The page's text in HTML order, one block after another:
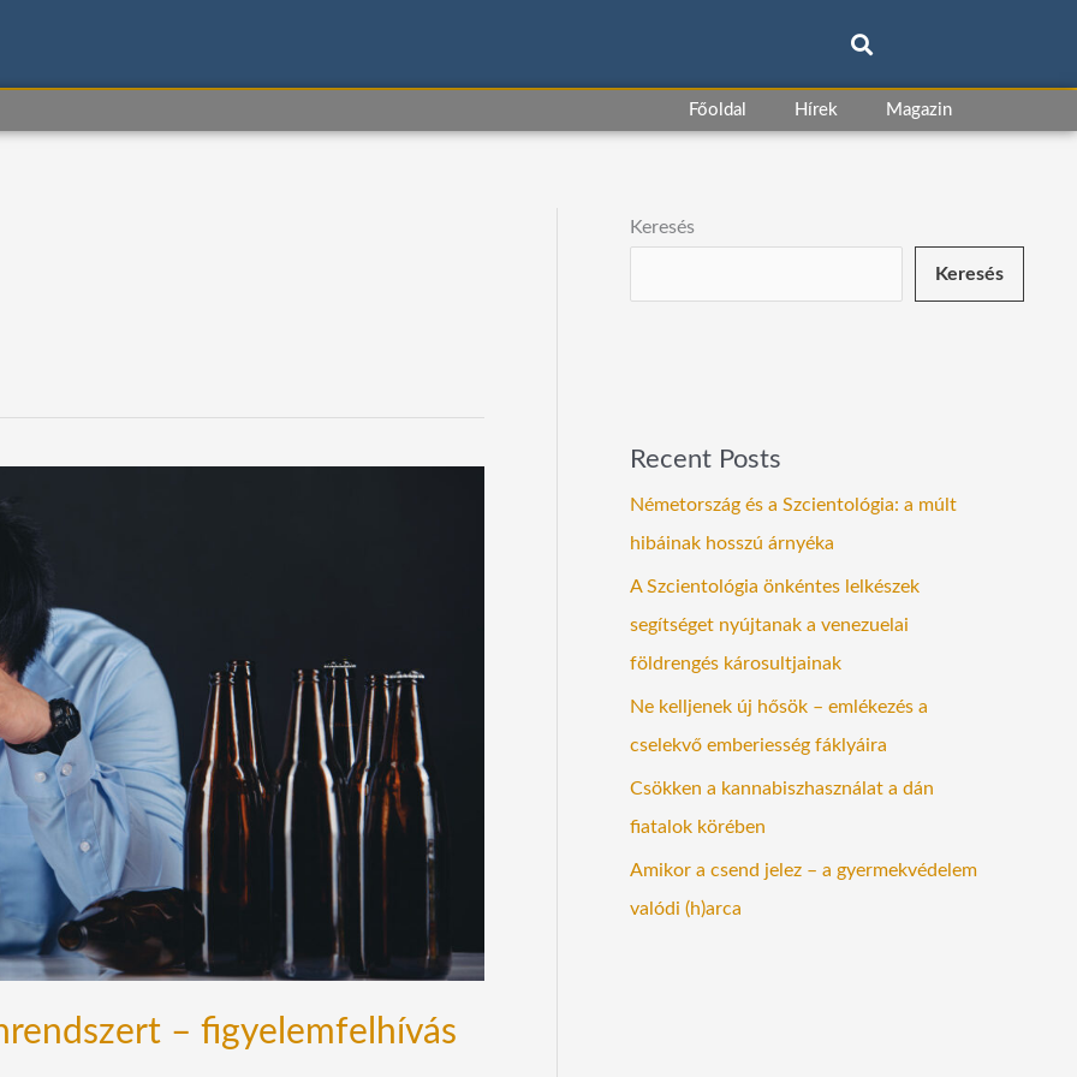
Főoldal Hírek Magazin
– figyelemfelhívás
Keresés
Keresés
Recent Posts
Németország és a Szcientológia: a múlt
hibáinak hosszú árnyéka
A Szcientológia önkéntes lelkészek
segítséget nyújtanak a venezuelai
földrengés károsultjainak
Ne kelljenek új hősök – emlékezés a
cselekvő emberiesség fáklyáira
Csökken a kannabiszhasználat a dán
fiatalok körében
Amikor a csend jelez – a gyermekvédelem
valódi (h)arca